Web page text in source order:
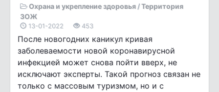
Охрана и укрепление здоровья /Территория
ЗОЖ
13-01-2022 453
После новогодних каникул кривая
заболеваемости новой коронавирусной
инфекцией может снова пойти вверх, не
исключают эксперты. Такой прогноз связан не
только с массовым туризмом, но и с